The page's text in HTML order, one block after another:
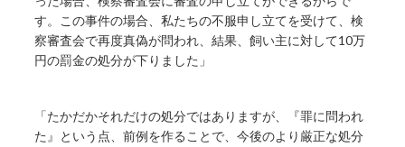
す。この事件の場合、私たちの不服申し立てを受けて、検
察審査会で再度真偽が問われ、結果、飼い主に対して10万
円の罰金の処分が下りました」
「たかだかそれだけの処分ではありますが、『罪に問われ
た』という点、前例を作ることで、今後のより厳正な処分